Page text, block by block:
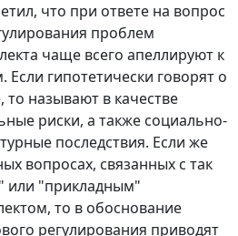
что при ответе на вопрос
проблем
чаще всего апеллируют к
гипотетически говорят о
то называют в качестве
риски, а также социально-
последствия. Если же
вопросах, связанных с так
или "прикладным"
то в обоснование
регулирования приводят